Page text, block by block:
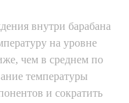
внутри барабана
на уровне
чем в среднем по
температуры
и сократить